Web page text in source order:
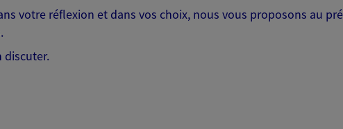
votre réflexion et dans vos choix, nous vous proposons au
discuter.